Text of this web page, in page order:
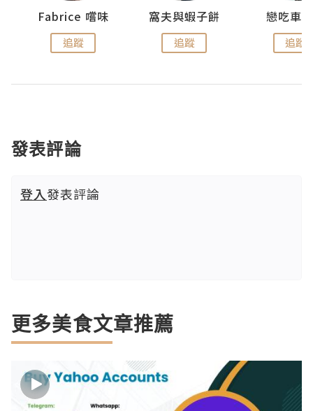
Fabrice 嚐味
追蹤
窩夫與蝦子餅
追蹤
戀吃車
追蹤
發表評論
登入發表評論
更多美食文章推薦